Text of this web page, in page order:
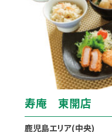
寿庵 東開店
鹿児島エリア(中央)